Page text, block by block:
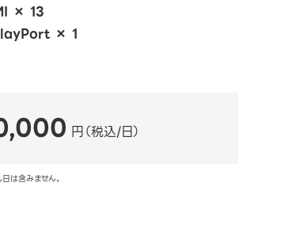
× 13
× 1
円（税込/日）
は含みません。